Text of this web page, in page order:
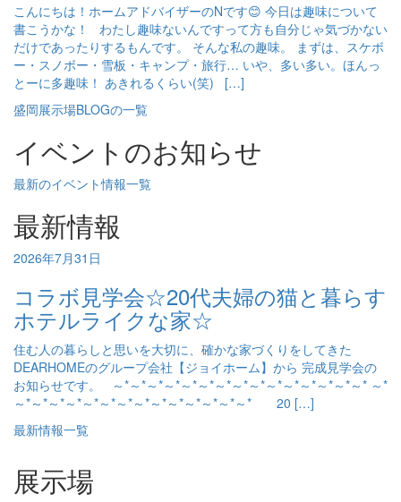
こんにちは！ホームアドバイザーのNです😊 今日は趣味について
書こうかな！ わたし趣味ないんですって方も自分じゃ気づかない
だけであったりするもんです。 そんな私の趣味。 まずは、スケボ
ー・スノボー・雪板・キャンプ・旅行… いや、多い多い。ほんっ
とーに多趣味！ あきれるくらい(笑) […]
盛岡展示場BLOGの一覧
イベントのお知らせ
最新のイベント情報一覧
最新情報
2026年7月31日
コラボ見学会☆20代夫婦の猫と暮らす
ホテルライクな家☆
住む人の暮らしと思いを大切に、確かな家づくりをしてきた
DEARHOMEのグループ会社【ジョイホーム】から 完成見学会の
お知らせです。 ～*～*～*～*～*～*～*～*～*～*～*～*～*～*～* ～*
～*～*～*～*～*～*～*～*～*～*～*～*～*～* 20 […]
最新情報一覧
展示場